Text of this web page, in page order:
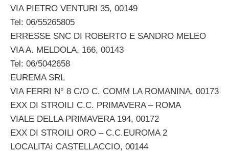
VIA PIETRO VENTURI 35, 00149
Tel: 06/55265805
ERRESSE SNC DI ROBERTO E SANDRO MELEO
VIA A. MELDOLA, 166, 00143
Tel: 06/5042658
EUREMA SRL
VIA FERRI N° 8 C/O C. COMM LA ROMANINA, 00173
EXX DI STROILI C.C. PRIMAVERA – ROMA
VIALE DELLA PRIMAVERA 194, 00172
EXX DI STROILI ORO – C.C.EUROMA 2
LOCALITAì CASTELLACCIO, 00144